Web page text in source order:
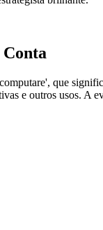
Conta
que
e outros usos. A